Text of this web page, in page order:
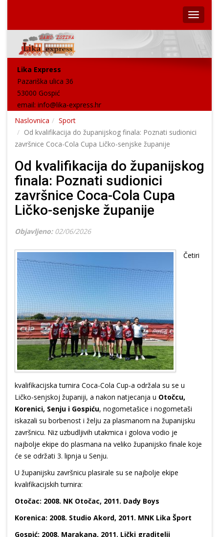
Lika Express
Pazariška ulica 36
53000 Gospić
email: info@lika-express.hr
Naslovnica
Sport
Od kvalifikacija do županijskog finala: Poznati sudionici
završnice Coca-Cola Cupa Ličko-senjske županije
Od kvalifikacija do županijskog
finala: Poznati sudionici
završnice Coca-Cola Cupa
Ličko-senjske županije
Objavljeno: 02/06/2026
Četiri
kvalifikacijska turnira Coca-Cola Cup-a održala su se u
Ličko-senjskoj županiji, a nakon natjecanja u Otočcu,
Korenici, Senju i Gospiću, nogometašice i nogometaši
iskazali su borbenost i želju za plasmanom na županijsku
završnicu. Niz uzbudljivih utakmica i golova vodio je
najbolje ekipe do plasmana na veliko županijsko finale koje
će se održati 3. lipnja u Senju.
U županijsku završnicu plasirale su se najbolje ekipe
kvalifikacijskih turnira:
Otočac: 2008. NK Otočac, 2011. Dady Boys
Korenica: 2008. Studio Akord, 2011. MNK Lika Šport
Gospić: 2008. Marakana, 2011. Lički graditelji